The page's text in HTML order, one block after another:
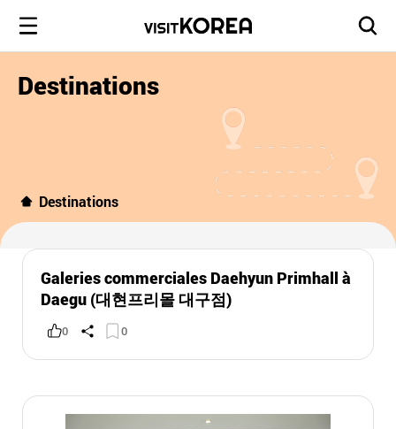
Destinations
Destinations
Galeries commerciales Daehyun Primhall à
Daegu (대현프리몰 대구점)
0 0